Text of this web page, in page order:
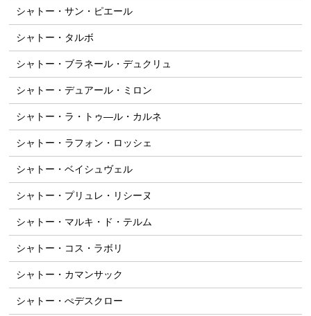
シャトー・サン・ピエール
シャトー・タルボ
シャトー・ブラネール・デュクリュ
シャトー・デュアール・ミロン
シャトー・ラ・トゥ―ル・カルネ
シャトー・ラフォン・ロッシェ
シャトー・ベイシュヴェル
シャトー・プリュレ・リシーヌ
シャトー・マルキ・ド・テルム
シャトー・コス・ラボリ
シャトー・カマンサック
シャトー・ぺデスクロー